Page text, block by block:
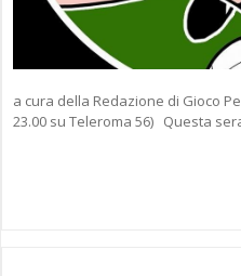
a cura della Redazione di Gioco
23.00 su Teleroma 56) Questa